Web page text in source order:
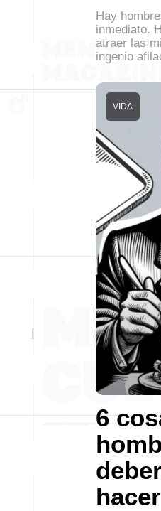
Hay
inmediato.
atraer las
ingenio
6
VIDA